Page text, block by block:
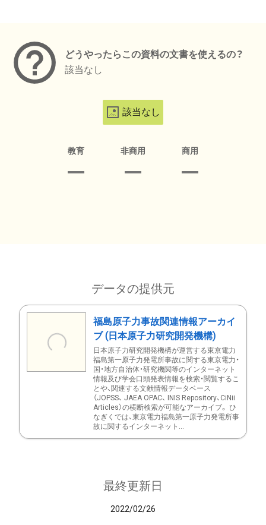
どうやったらこの資料の文書を使えるの？
該当なし
該当なし
教育 非商用 商用
データの提供元
福島原子力事故関連情報アーカイ
ブ (日本原子力研究開発機構)
日本原子力研究開発機構が運営する東京電力
福島第一原子力発電所事故に関する東京電力・
国・地方自治体・研究機関等のインターネット
情報及び学会口頭発表情報を検索・閲覧するこ
とや、関連する文献情報データベース
（JOPSS、 JAEA OPAC、 INIS Repository、CiNii
Articles）の横断検索が可能なアーカイブ。 ひ
なぎくでは、東京電力福島第一原子力発電所事
故に関するインターネット...
最終更新日
2022/02/26